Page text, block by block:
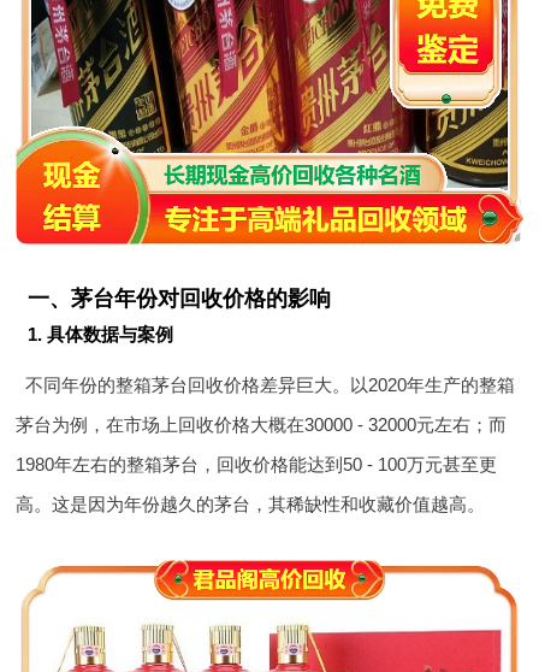
一、茅台年份对回收价格的影响
1. 具体数据与案例
不同年份的整箱茅台回收价格差异巨大。以2020年生产的整箱
茅台为例，在市场上回收价格大概在30000 - 32000元左右；而
1980年左右的整箱茅台，回收价格能达到50 - 100万元甚至更
高。这是因为年份越久的茅台，其稀缺性和收藏价值越高。